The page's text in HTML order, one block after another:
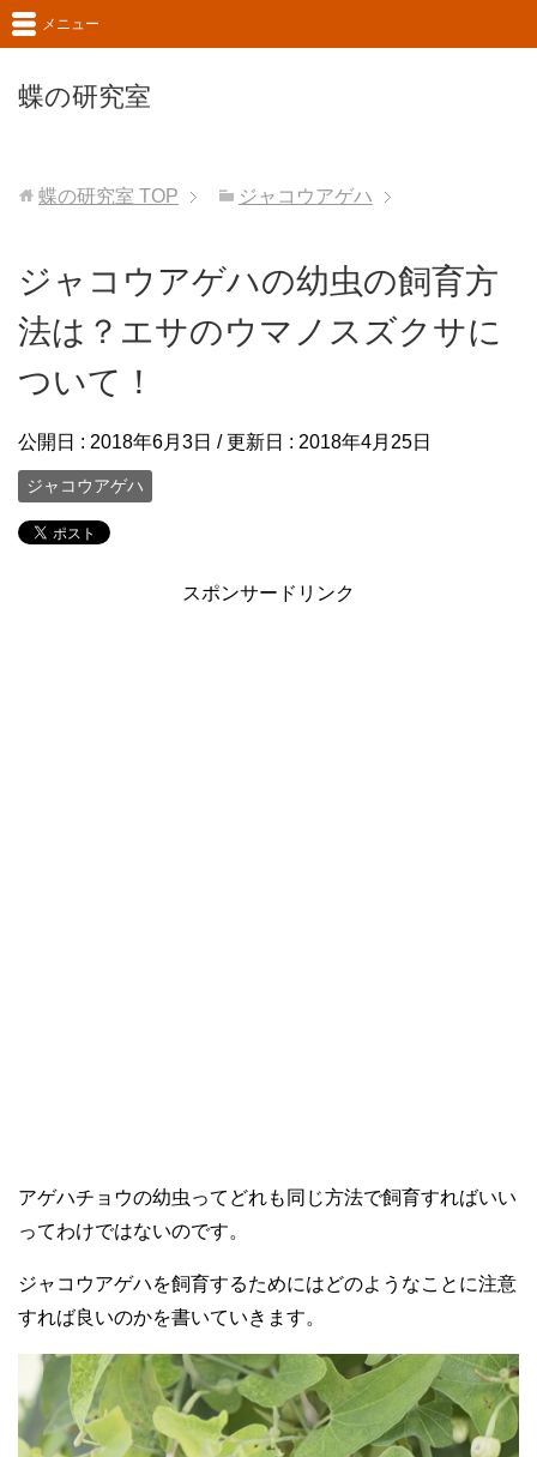
蝶の研究室
メニュー
蝶の研究室 TOP ジャコウアゲハ
ジャコウアゲハの幼虫の飼育方
法は？エサのウマノスズクサに
ついて！
公開日 : 2018年6月3日 / 更新日 : 2018年4月25日
ジャコウアゲハ
スポンサードリンク
アゲハチョウの幼虫ってどれも同じ方法で飼育すればいい
ってわけではないのです。
ジャコウアゲハを飼育するためにはどのようなことに注意
すれば良いのかを書いていきます。